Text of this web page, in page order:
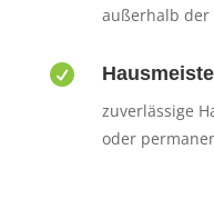
außerhalb der

zuverlässige
oder